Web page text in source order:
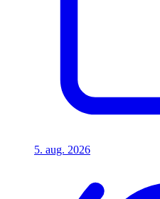
5. aug. 2026